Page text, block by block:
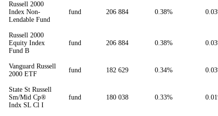
Russell 2000
Index Non-
Lendable Fund
fund 206 884 0.38%
Russell 2000
Equity Index
Fund B
fund 206 884 0.38%
Vanguard Russell
2000 ETF
fund 182 629 0.34%
State St Russell
Sm/Mid Cp®
Indx SL Cl I
fund 180 038 0.33%